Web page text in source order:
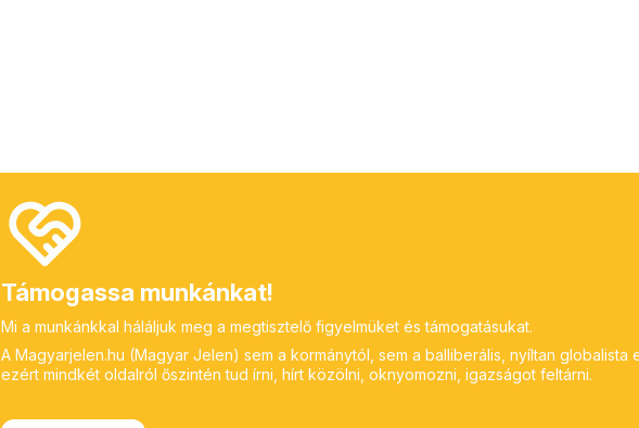
Támogassa munkánkat!
Mi a munkánkkal háláljuk meg a megtisztelő figyelmüket és támogatásukat.
A Magyarjelen.hu (Magyar Jelen) sem a kormánytól, sem a balliberális, nyíltan globalista
ezért mindkét oldalról őszintén tud írni, hírt közölni, oknyomozni, igazságot feltárni.